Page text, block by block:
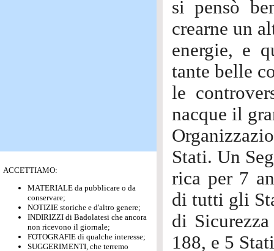
ACCETTIAMO:
MATERIALE da pubblicare o da
conservare;
NOTIZIE storiche e d'altro genere;
INDIRIZZI di Badolatesi che ancora
non ricevono il giornale;
FOTOGRAFIE di qualche interesse;
SUGGERIMENTI, che terremo
si pensò
crearne un
energie, e
tante belle
le
nacque il
Stati. Un
rica per 7
di tutti gli
di
188, e 5